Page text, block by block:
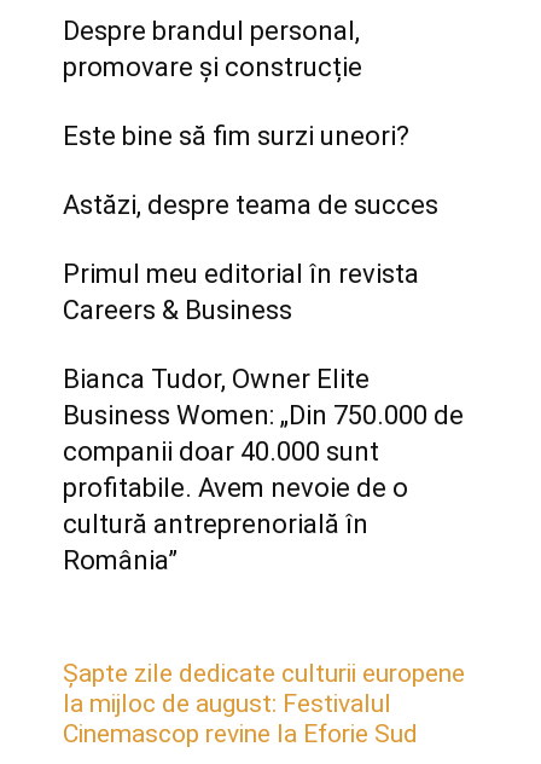
Despre brandul personal,
promovare și construcție
Este bine să fim surzi uneori?
Astăzi, despre teama de succes
Primul meu editorial în revista
Careers & Business
Bianca Tudor, Owner Elite
Business Women: „Din 750.000 de
companii doar 40.000 sunt
profitabile. Avem nevoie de o
cultură antreprenorială în
România”
Șapte zile dedicate culturii europene
la mijloc de august: Festivalul
Cinemascop revine la Eforie Sud